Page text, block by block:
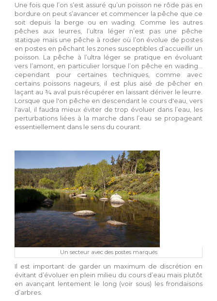
Une fois que l’on s’est assuré qu’un poisson ne rôde pas en
bordure on peut s’avancer et commencer la pêche que ce
soit depuis la berge ou en wading. Comme les autres
pêches aux leurres, l’ultra léger n’est pas une pêche
statique mais une pêche à roder où l’on évolue de postes
en postes en pêchant les zones susceptibles d’accueillir un
poisson. La pêche à l’ultra léger se pratique en évoluant
vers l’amont, en particulier lorsque l’on pêche en wading…
cependant pour certaines techniques, comme avec
certains poissons nageurs, il est plus aisé de pêcher en
laçant au ¾ aval puis récupérer en laissant dériver le leurre.
Lorsque que l'on pêche en descendant le cours d'eau, vers
l'aval, il faudra mieux éviter de trop évoluer dans l’eau, les
perturbations liées à la marche dans l’eau se propageant
essentiellement dans le sens du courant.
Un secteur avec des postes marqués
Il est important de garder un maximum de discrétion en
évitant d’évoluer en plein milieu du cours d’eau mais plutôt
en avançant lentement le long (voir sous) les frondaisons
d’arbres.